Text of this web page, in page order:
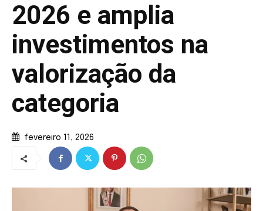
2026 e amplia
investimentos na
valorização da
categoria
fevereiro 11, 2026